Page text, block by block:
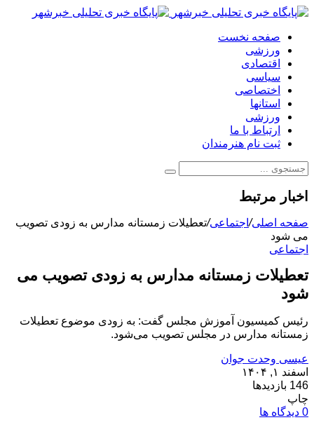
صفحه نخست
ورزشی
اقتصادی
سیاسی
اختصاصی
استانها
ورزشی
ارتباط با ما
ثبت نام هنرمندان
اخبار مرتبط
صفحه اصلی/اجتماعی/تعطیلات زمستانه مدارس به زودی تصویب
می شود
اجتماعی
تعطیلات زمستانه مدارس به زودی تصویب می
شود
رئیس کمیسیون آموزش مجلس گفت: به زودی موضوع تعطیلات
زمستانه مدارس در مجلس تصویب می‌شود.
عیسی وحدت جوان
اسفند ۱, ۱۴۰۴
146 بازدیدها
چاپ
0 دیدگاه ها